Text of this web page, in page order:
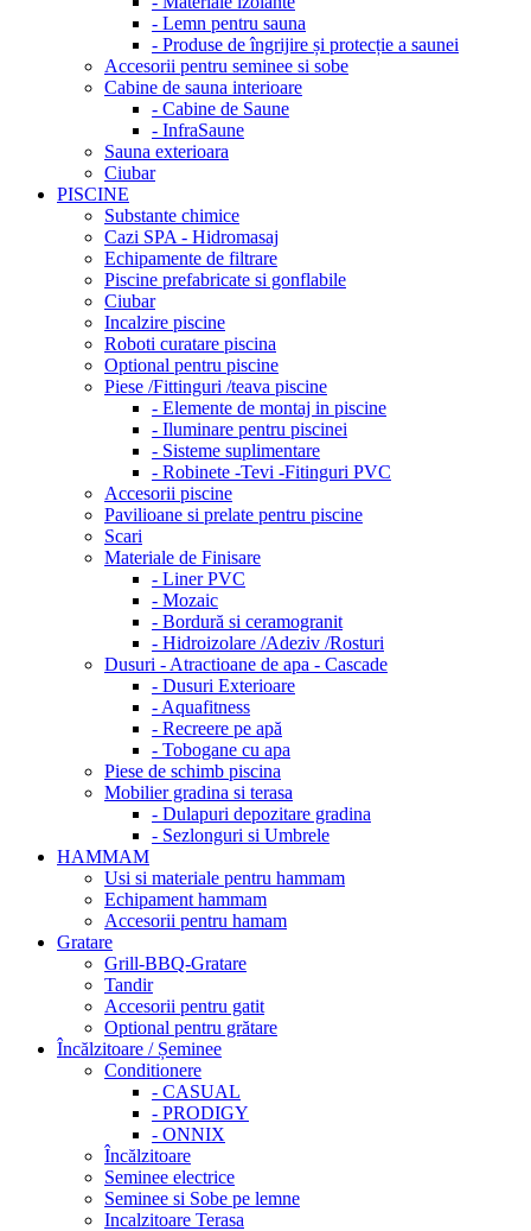
- Lemn pentru sauna
- Produse de îngrijire și protecție a saunei
Accesorii pentru seminee si sobe
Cabine de sauna interioare
- Cabine de Saune
- InfraSaune
Sauna exterioara
Ciubar
PISCINE
Substante chimice
Cazi SPA - Hidromasaj
Echipamente de filtrare
Piscine prefabricate si gonflabile
Ciubar
Incalzire piscine
Roboti curatare piscina
Optional pentru piscine
Piese /Fittinguri /teava piscine
- Elemente de montaj in piscine
- Iluminare pentru piscinei
- Sisteme suplimentare
- Robinete -Tevi -Fitinguri PVC
Accesorii piscine
Pavilioane si prelate pentru piscine
Scari
Materiale de Finisare
- Liner PVC
- Mozaic
- Bordură si ceramogranit
- Hidroizolare /Adeziv /Rosturi
Dusuri - Atractioane de apa - Cascade
- Dusuri Exterioare
- Aquafitness
- Recreere pe apă
- Tobogane cu apa
Piese de schimb piscina
Mobilier gradina si terasa
- Dulapuri depozitare gradina
- Sezlonguri si Umbrele
HAMMAM
Usi si materiale pentru hammam
Echipament hammam
Accesorii pentru hamam
Gratare
Grill-BBQ-Gratare
Tandir
Accesorii pentru gatit
Optional pentru grătare
Încălzitoare / Șeminee
Conditionere
- CASUAL
- PRODIGY
- ONNIX
Încălzitoare
Seminee electrice
Seminee si Sobe pe lemne
Incalzitoare Terasa